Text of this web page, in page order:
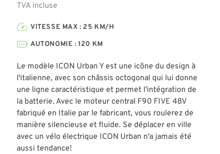
TVA incluse
VITESSE MAX : 25 KM/H
AUTONOMIE : 120 KM
Le modèle ICON Urban Y est une icône du design à
l'italienne, avec son châssis octogonal qui lui donne
une ligne caractéristique et permet l'intégration de
la batterie. Avec le moteur central F90 FIVE 48V
fabriqué en Italie par le fabricant, vous roulerez de
manière silencieuse et fluide. Se déplacer en ville
avec un vélo électrique ICON Urban n'a jamais été
aussi tendance!